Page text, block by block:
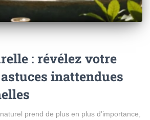
: révélez votre
inattendues
prend de plus en plus d’importance,